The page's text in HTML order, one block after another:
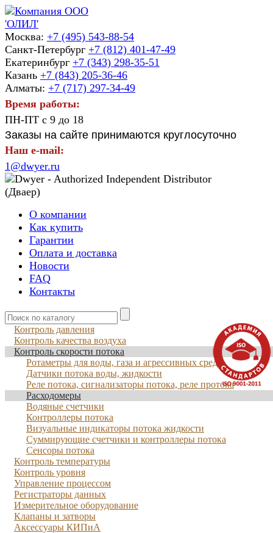
Москва: +7 (495) 543-88-54
Санкт-Петербург +7 (812) 401-47-49
Екатеринбург +7 (343) 298-35-51
Казань +7 (843) 205-36-46
Алматы: +7 (717) 297-34-49
Время работы:
ПН-ПТ с 9 до 18
Заказы на сайте принимаются круглосуточно
Наш e-mail:
1@dwyer.ru
О компании
Как купить
Гарантии
Оплата и доставка
Новости
FAQ
Контакты
Контроль давления
Контроль качества воздуха
Контроль скорости потока
Ротаметры для воды, газа и агрессивных сред
Датчики потока воды, жидкости
Реле потока, сигнализаторы потока, реле протока
Расходомеры
Водяные счетчики
Контроллеры потока
Визуальные индикаторы потока жидкости
Суммирующие счетчики и контроллеры потока
Сенсоры потока
Контроль температуры
Контроль уровня
Управление процессом
Регистраторы данных
Измерительное оборудование
Клапаны и затворы
Аксессуары КИПиА